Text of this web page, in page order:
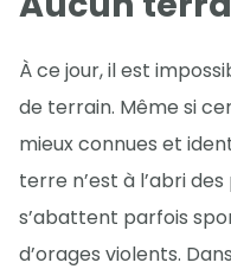
À ce jour, il est
de terrain. Même si
mieux connues et
terre n’est à l’abri
s’abattent parfois
d’orages violents.